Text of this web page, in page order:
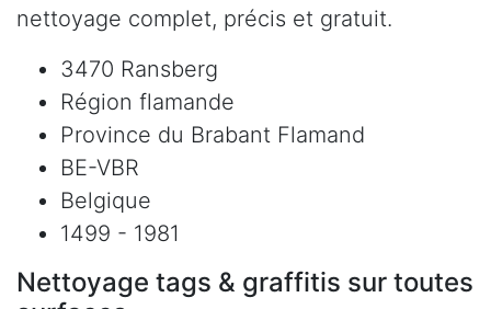
nettoyage complet, précis et gratuit.
3470 Ransberg
Région flamande
Province du Brabant Flamand
BE-VBR
Belgique
1499 - 1981
Nettoyage tags & graffitis sur toutes